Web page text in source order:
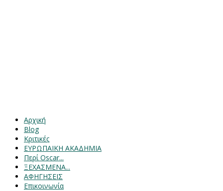
Αρχική
Blog
Κριτικές
ΕΥΡΩΠΑΙΚΗ ΑΚΑΔΗΜΙΑ
Περί Oscar...
ΞΕΧΑΣΜΕΝΑ...
ΑΦΗΓΗΣΕΙΣ
Επικοινωνία